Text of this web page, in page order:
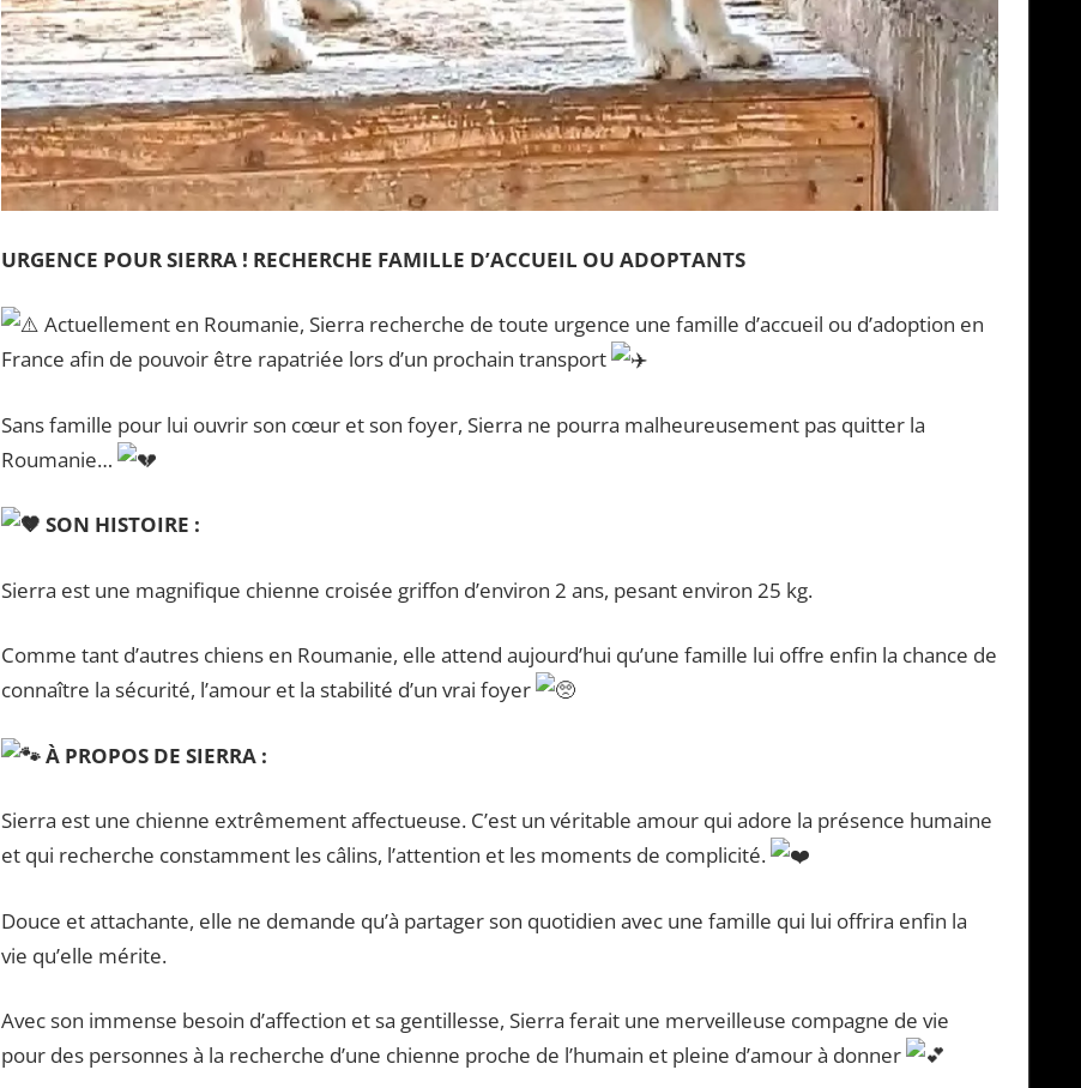
URGENCE POUR SIERRA ! RECHERCHE FAMILLE D’ACCUEIL OU ADOPTANTS
Actuellement en Roumanie, Sierra recherche de toute urgence une famille d’accueil ou d’adoption en
France afin de pouvoir être rapatriée lors d’un prochain transport
Sans famille pour lui ouvrir son cœur et son foyer, Sierra ne pourra malheureusement pas quitter la
Roumanie…
SON HISTOIRE :
Sierra est une magnifique chienne croisée griffon d’environ 2 ans, pesant environ 25 kg.
Comme tant d’autres chiens en Roumanie, elle attend aujourd’hui qu’une famille lui offre enfin la chance de
connaître la sécurité, l’amour et la stabilité d’un vrai foyer
À PROPOS DE SIERRA :
Sierra est une chienne extrêmement affectueuse. C’est un véritable amour qui adore la présence humaine
et qui recherche constamment les câlins, l’attention et les moments de complicité.
Douce et attachante, elle ne demande qu’à partager son quotidien avec une famille qui lui offrira enfin la
vie qu’elle mérite.
Avec son immense besoin d’affection et sa gentillesse, Sierra ferait une merveilleuse compagne de vie
pour des personnes à la recherche d’une chienne proche de l’humain et pleine d’amour à donner